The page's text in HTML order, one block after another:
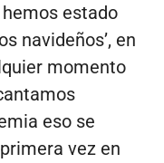
estado
navideños’, en
momento
eso se
vez en